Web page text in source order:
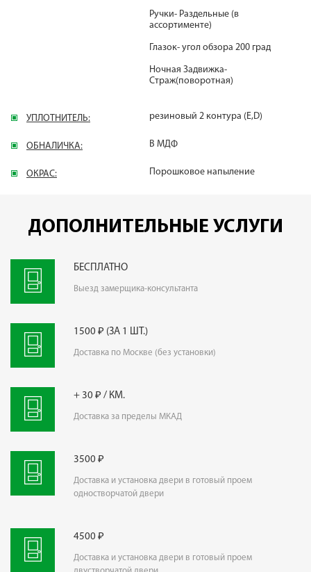
Ручки- Раздельные (в
ассортименте)
Глазок- угол обзора 200 град
Ночная Задвижка-
Страж(поворотная)
УПЛОТНИТЕЛЬ: резиновый 2 контура (E,D)
ОБНАЛИЧКА: В МДФ
ОКРАС: Порошковое напыление
ДОПОЛНИТЕЛЬНЫЕ УСЛУГИ
БЕСПЛАТНО
Выезд замерщика-консультанта
1500 ₽ (ЗА 1 ШТ.)
Доставка по Москве (без установки)
+ 30 ₽ / КМ.
Доставка за пределы МКАД
3500 ₽
Доставка и установка двери в готовый проем
одностворчатой двери
4500 ₽
Доставка и установка двери в готовый проем